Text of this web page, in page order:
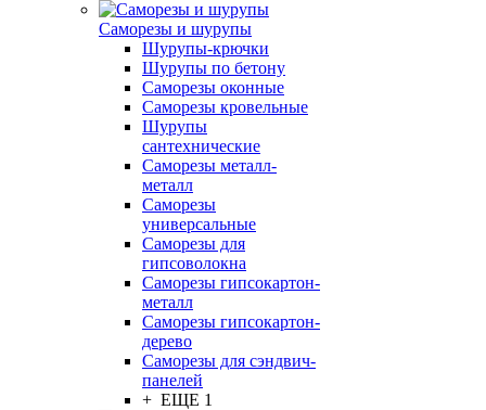
Саморезы и шурупы
Шурупы-крючки
Шурупы по бетону
Саморезы оконные
Саморезы кровельные
Шурупы
сантехнические
Саморезы металл-
металл
Саморезы
универсальные
Саморезы для
гипсоволокна
Саморезы гипсокартон-
металл
Саморезы гипсокартон-
дерево
Саморезы для сэндвич-
панелей
+ ЕЩЕ 1